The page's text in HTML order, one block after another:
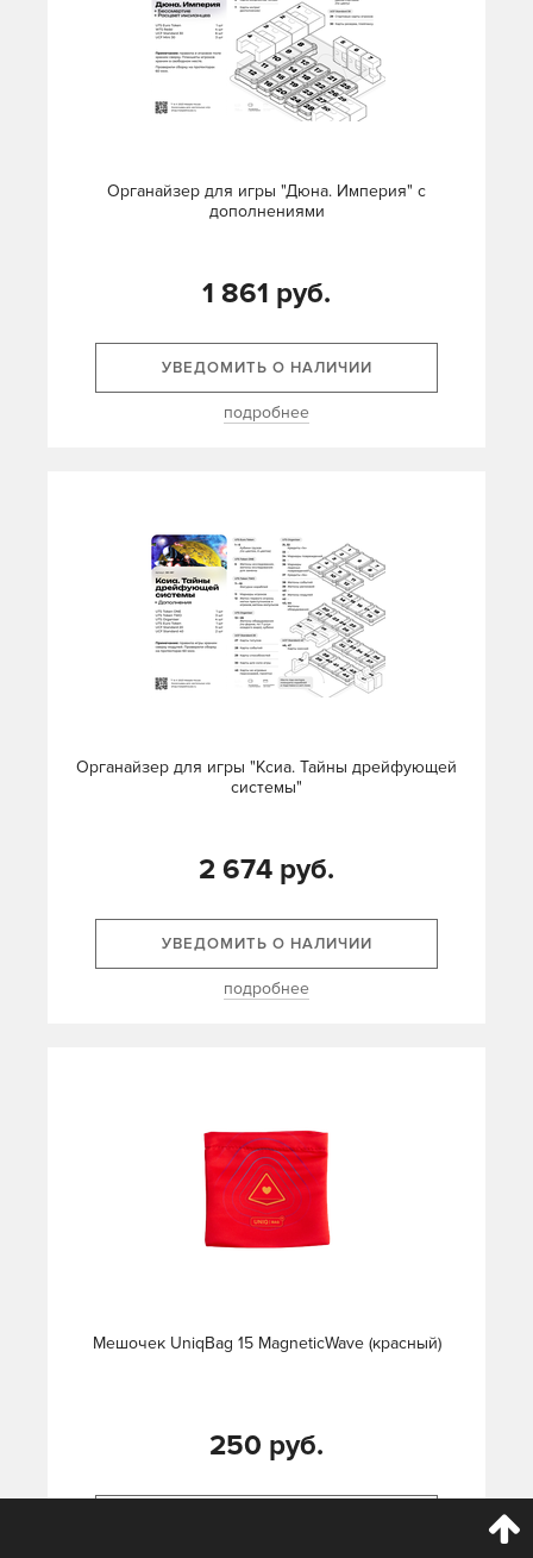
Органайзер для игры "Дюна. Империя" с
дополнениями
1 861 руб.
УВЕДОМИТЬ О НАЛИЧИИ
подробнее
Органайзер для игры "Ксиа. Тайны дрейфующей
системы"
2 674 руб.
УВЕДОМИТЬ О НАЛИЧИИ
подробнее
Mешочек UniqBag 15 MagneticWave (красный)
250 руб.